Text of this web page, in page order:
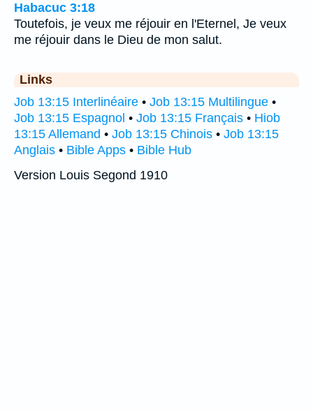
Habacuc 3:18
Toutefois, je veux me réjouir en l'Eternel, Je veux
me réjouir dans le Dieu de mon salut.
Links
Job 13:15 Interlinéaire • Job 13:15 Multilingue •
Job 13:15 Espagnol • Job 13:15 Français • Hiob
13:15 Allemand • Job 13:15 Chinois • Job 13:15
Anglais • Bible Apps • Bible Hub
Version Louis Segond 1910